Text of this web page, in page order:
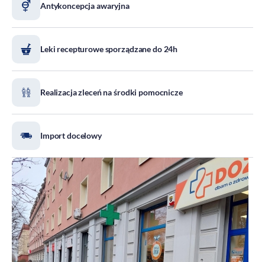
Antykoncepcja awaryjna
Leki recepturowe sporządzane do 24h
Realizacja zleceń na środki pomocnicze
Import docelowy